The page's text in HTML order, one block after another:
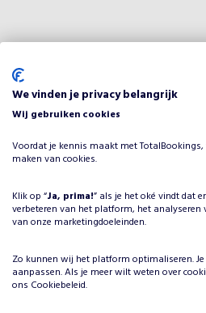
We vinden je privacy belangrijk
Wij gebruiken cookies
Voordat je kennis maakt met
maken van cookies.
Klik op “Ja, prima!” als je het oké vindt dat
verbeteren van het platform, het
van onze marketingdoeleinden.
Zo kunnen wij het platform optimaliseren.
aanpassen. Als je meer wilt weten over
ons Cookiebeleid.